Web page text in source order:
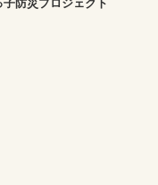
子防災プロジェクト